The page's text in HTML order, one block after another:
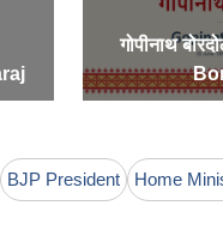
गोपीनाथ
BJP President Home